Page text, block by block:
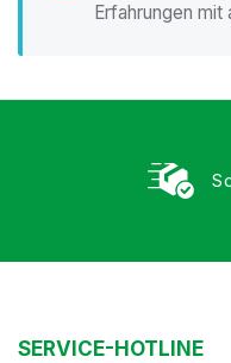
Erfahrungen mit
SERVICE-HOTLINE